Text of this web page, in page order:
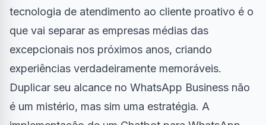
tecnologia de atendimento ao cliente proativo é o
que vai separar as empresas médias das
excepcionais nos próximos anos, criando
experiências verdadeiramente memoráveis.
Duplicar seu alcance no WhatsApp Business não
é um mistério, mas sim uma estratégia. A